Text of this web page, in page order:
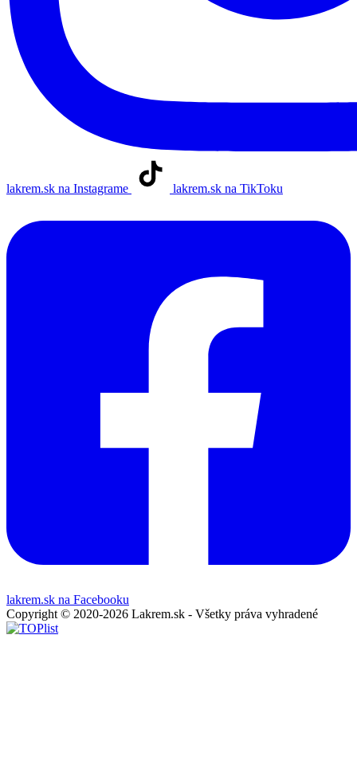
lakrem.sk na Instagrame lakrem.sk na TikToku
lakrem.sk na Facebooku
Copyright © 2020-2026 Lakrem.sk - Všetky práva vyhradené